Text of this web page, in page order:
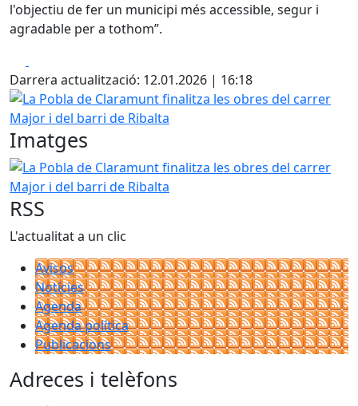
l'objectiu de fer un municipi més accessible, segur i
agradable per a tothom”.
Darrera actualització: 12.01.2026 | 16:18
La Pobla de Claramunt finalitza les obres del carrer
Imatges
La Pobla de Claramunt finalitza les obres del carrer
RSS
L'actualitat a un clic
Avisos
Notícies
Agenda
Agenda política
Publicacions
Adreces i telèfons